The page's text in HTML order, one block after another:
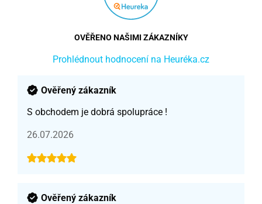
OVĚŘENO NAŠIMI ZÁKAZNÍKY
Prohlédnout hodnocení na Heuréka.cz
Ověřený zákazník
S obchodem je dobrá spolupráce !
26.07.2026
Ověřený zákazník